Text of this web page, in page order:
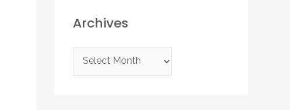
Archives
r